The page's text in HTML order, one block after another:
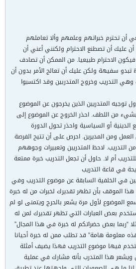
أن تحترم خبراتهم وعلمهم وألا تعاملهم
عليك أن تصطنع الاحترام ولكنني أعني أن
الاحترام طبيعيا. من الممكن أن تصادف
تبدو سفيهة ولكن عليك أن تعالج الأمر بدون أن
التدريب وخروج المتدربين وقد اكتسبوا
توجيه المتدريبن الذين يخرجون عن الموضوع
من اللطف. احذر الخروج عن الموضوع إلى
أو السياسية واحذر تحول الدورة
ومن المديرين. احرص على أن تتيح الفرصة
التدريب. لاحظ المتدريبن وتعبيرات وجوههم
أم لا. حاول أن تجعل التدريب خبرة ممتعة
في قاعة التدريب
في الخلفية السابقة عن موضوع التدريب وفي
الموقف بأن تظهر تقديرك لخبرات من له خبرة
الموضوع لأول مرة يشعر بالحرج ويتمنى لو لم
بعض العبارات التي تظهر تقديرك لمن له
“ربما بعض حضراتكم له خبرة في هذا المجال”
معلومة هامة” قد تطلب ممن له خبرة أحيانا
فيها موضوع التدريب فهذا يضيف أمثلة
ويشعر هذا المتدرب بأنه مشارك في عملية